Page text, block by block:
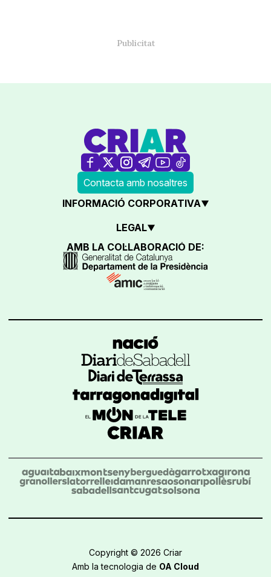
Contacta amb nosaltres
INFORMACIÓ CORPORATIVA
LEGAL
AMB LA COL·LABORACIÓ DE:
Copyright © 2026 Criar
Amb la tecnologia de OA Cloud